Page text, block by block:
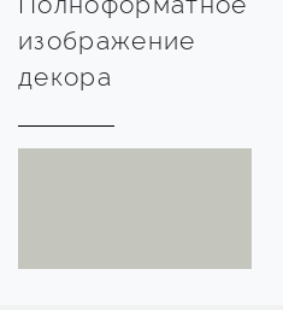
изображение
декора